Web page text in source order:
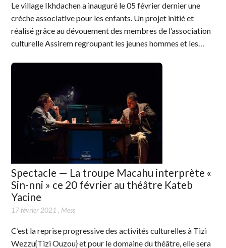
Le village Ikhdachen a inauguré le 05 février dernier une
crèche associative pour les enfants. Un projet initié et
réalisé grâce au dévouement des membres de l’association
culturelle Assirem regroupant les jeunes hommes et les…
Spectacle — La troupe Macahu interprète «
Sin-nni » ce 20 février au théâtre Kateb
Yacine
17 février 2021 , Mess
C’est la reprise progressive des activités culturelles à Tizi
Wezzu{Tizi Ouzou} et pour le domaine du théâtre, elle sera